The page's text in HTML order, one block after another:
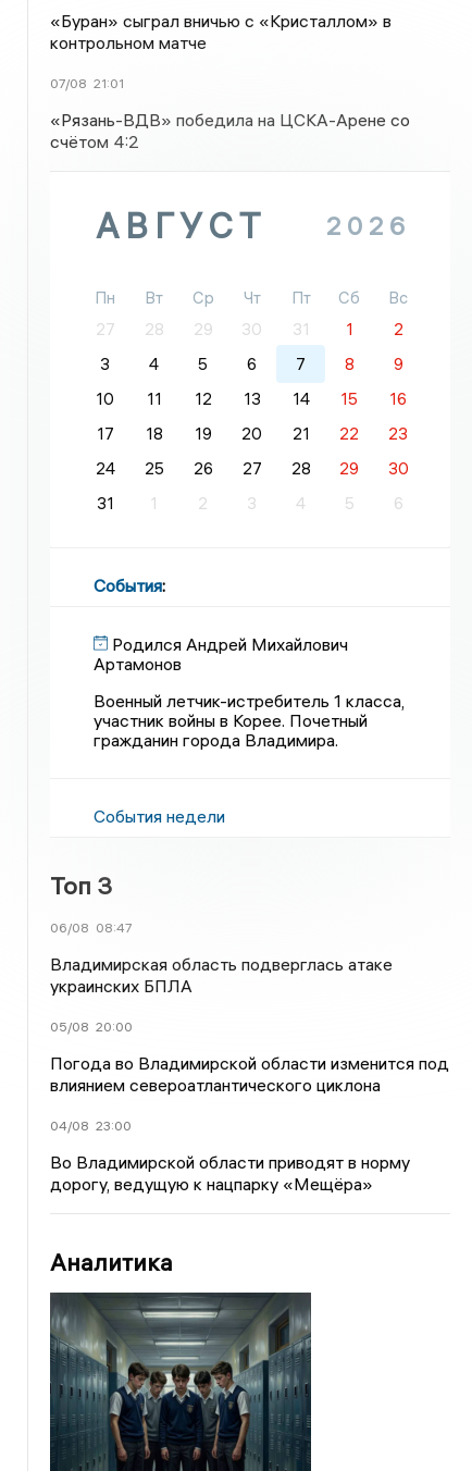
«Буран» сыграл вничью с «Кристаллом» в
контрольном матче
07/08 21:01
«Рязань-ВДВ» победила на ЦСКА-Арене со
счётом 4:2
АВГУСТ 2026
Пн Вт Ср Чт Пт Сб
Вс
27
28 29 30 31 1
2
3
4 5 6 7 8
9
10
11 12 13 14 15
16
17
18 19 20 21 22
23
24
25 26 27 28 29
30
31
1 2 3 4 5 6
События:
Родился Андрей Михайлович
Артамонов
Военный летчик-истребитель 1 класса,
участник войны в Корее. Почетный
гражданин города Владимира.
События недели
Топ 3
06/08 08:47
Владимирская область подверглась атаке
украинских БПЛА
05/08 20:00
Погода во Владимирской области изменится под
влиянием североатлантического циклона
04/08 23:00
Во Владимирской области приводят в норму
дорогу, ведущую к нацпарку «Мещёра»
Аналитика